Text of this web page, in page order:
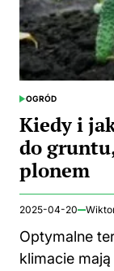
POSTED
OGRÓD
Kiedy i
do
plonem
2025-04-20
Optymalne
klimacie